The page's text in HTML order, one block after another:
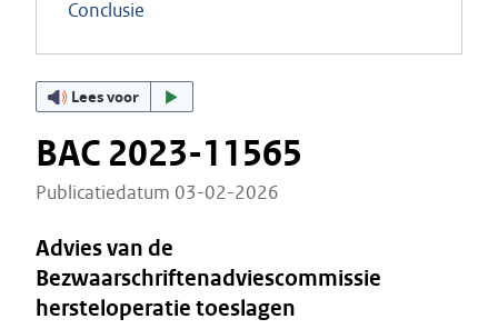
Conclusie
Lees voor
BAC 2023-11565
Publicatiedatum 03-02-2026
Advies van de
Bezwaarschriftenadviescommissie
hersteloperatie toeslagen